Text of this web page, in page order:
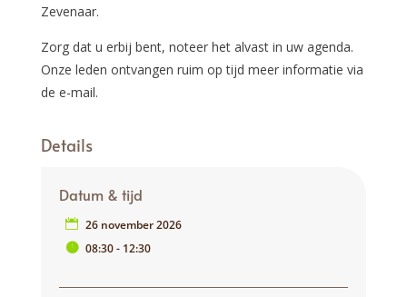
Zevenaar.
Zorg dat u erbij bent, noteer het alvast in uw agenda.
Onze leden ontvangen ruim op tijd meer informatie via
de e-mail.
Details
Datum & tijd
26 november 2026
08:30 - 12:30